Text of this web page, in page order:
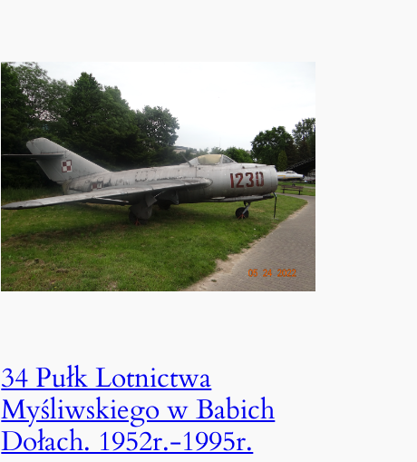
34 Pułk Lotnictwa
Myśliwskiego w Babich
Dołach. 1952r.-1995r.